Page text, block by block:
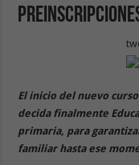
El inicio del nuevo
decida finalmente
primaria, para
familiar hasta ese